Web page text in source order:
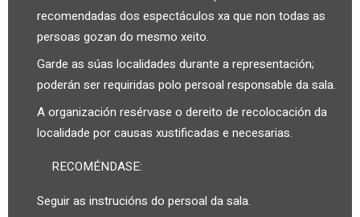
recomendadas dos espectáculos xa que non todas as
persoas gozan do mesmo xeito.
Garde as súas localidades durante a representación;
poderán ser requiridas polo persoal responsable da sala.
A organización resérvase o dereito de recolocación da
localidade por causas xustificadas e necesarias.
RECOMÉNDASE:
Seguir as instrucións do persoal da sala.